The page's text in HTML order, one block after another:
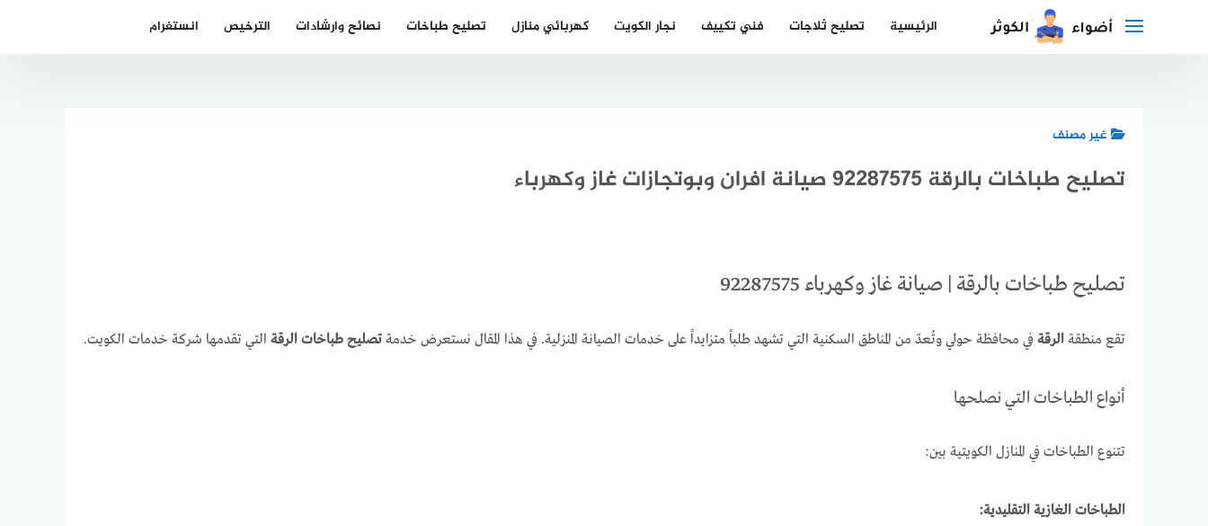
الرئيسية تصليح ثلاجات فني تكييف نجار الكويت كهربائي منازل تصليح طباخات نصائح وارشادات الترخيص انستغرام
غير مصنف
تصليح طباخات بالرقة 92287575 صيانة افران وبوتجازات غاز وكهرباء
تصليح طباخات بالرقة | صيانة غاز وكهرباء 92287575
تقع منطقة الرقة في محافظة حولي وتُعدّ من المناطق السكنية التي تشهد طلباً متزايداً على خدمات الصيانة المنزلية. في هذا المقال نستعرض خدمة تصليح طباخات الرقة التي تقدمها شركة خدمات الكويت.
أنواع الطباخات التي نصلحها
تتنوع الطباخات في المنازل الكويتية بين:
الطباخات الغازية التقليدية: